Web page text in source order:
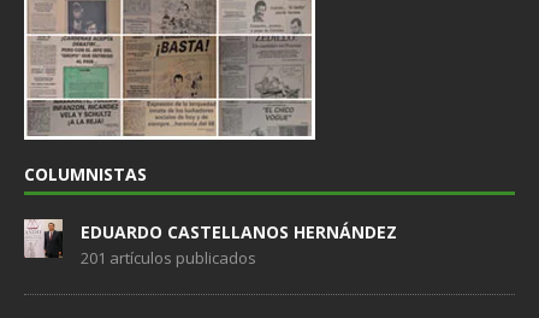
COLUMNISTAS
EDUARDO CASTELLANOS HERNÁNDEZ
201 artículos publicados